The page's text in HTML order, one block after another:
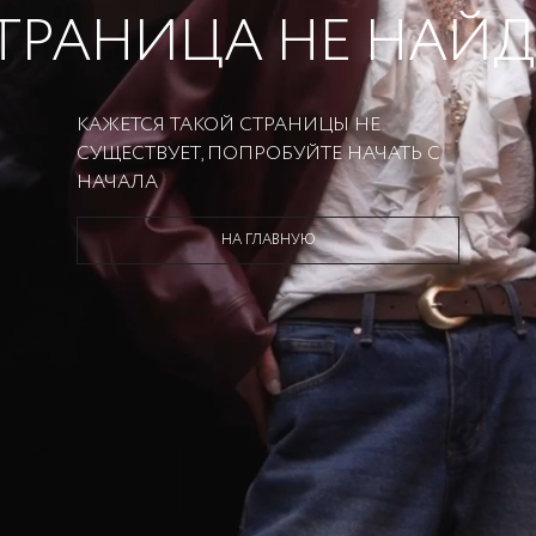
НЕ
КАЖЕТСЯ ТАКОЙ СТРАНИЦЫ НЕ
СУЩЕСТВУЕТ, ПОПРОБУЙТЕ НАЧАТЬ С
НАЧАЛА
НА ГЛАВНУЮ